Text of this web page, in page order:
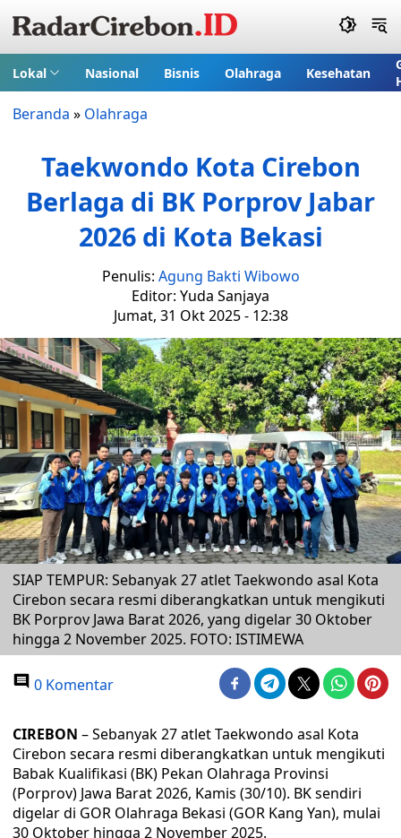
Lokal Nasional Bisnis Olahraga Kesehatan
Beranda » Olahraga
Taekwondo Kota Cirebon
Berlaga di BK Porprov Jabar
2026 di Kota Bekasi
Penulis: Agung Bakti Wibowo
Editor: Yuda Sanjaya
Jumat, 31 Okt 2025 - 12:38
SIAP TEMPUR: Sebanyak 27 atlet Taekwondo asal Kota
Cirebon secara resmi diberangkatkan untuk mengikuti
BK Porprov Jawa Barat 2026, yang digelar 30 Oktober
hingga 2 November 2025. FOTO: ISTIMEWA
0 Komentar
CIREBON – Sebanyak 27 atlet Taekwondo asal Kota
Cirebon secara resmi diberangkatkan untuk mengikuti
Babak Kualifikasi (BK) Pekan Olahraga Provinsi
(Porprov) Jawa Barat 2026, Kamis (30/10). BK sendiri
digelar di GOR Olahraga Bekasi (GOR Kang Yan), mulai
30 Oktober hingga 2 November 2025.